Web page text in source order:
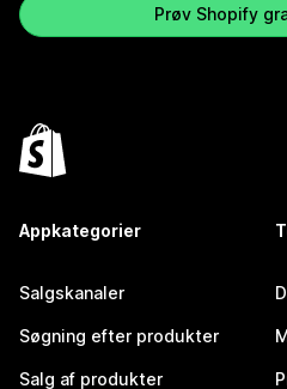
Prøv Shopify
Appkategorier
Salgskanaler
Søgning efter produkter
Salg af produkter